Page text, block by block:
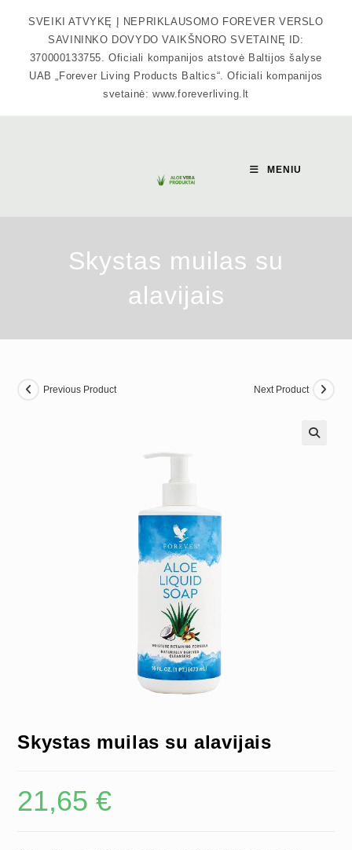
SVEIKI ATVYKĘ Į NEPRIKLAUSOMO FOREVER VERSLO
SAVININKO DOVYDO VAIKŠNORO SVETAINĘ ID:
370000133755. Oficiali kompanijos atstovė Baltijos šalyse
UAB „Forever Living Products Baltics“. Oficiali kompanijos
svetainė: www.foreverliving.lt
MENIU
Skystas muilas su
alavijais
Previous Product Next Product
Skystas muilas su alavijais
21,65€